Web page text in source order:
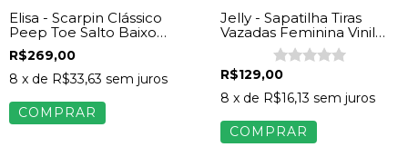
Elisa - Scarpin Clássico
Peep Toe Salto Baixo
Verniz Vinho
R$269,00
8 x de R$33,63 sem juros
COMPRAR
Jelly - Sapatilha Tiras
Vazadas Feminina Vinil
R$129,00
8 x de R$16,13 sem juros
COMPRAR